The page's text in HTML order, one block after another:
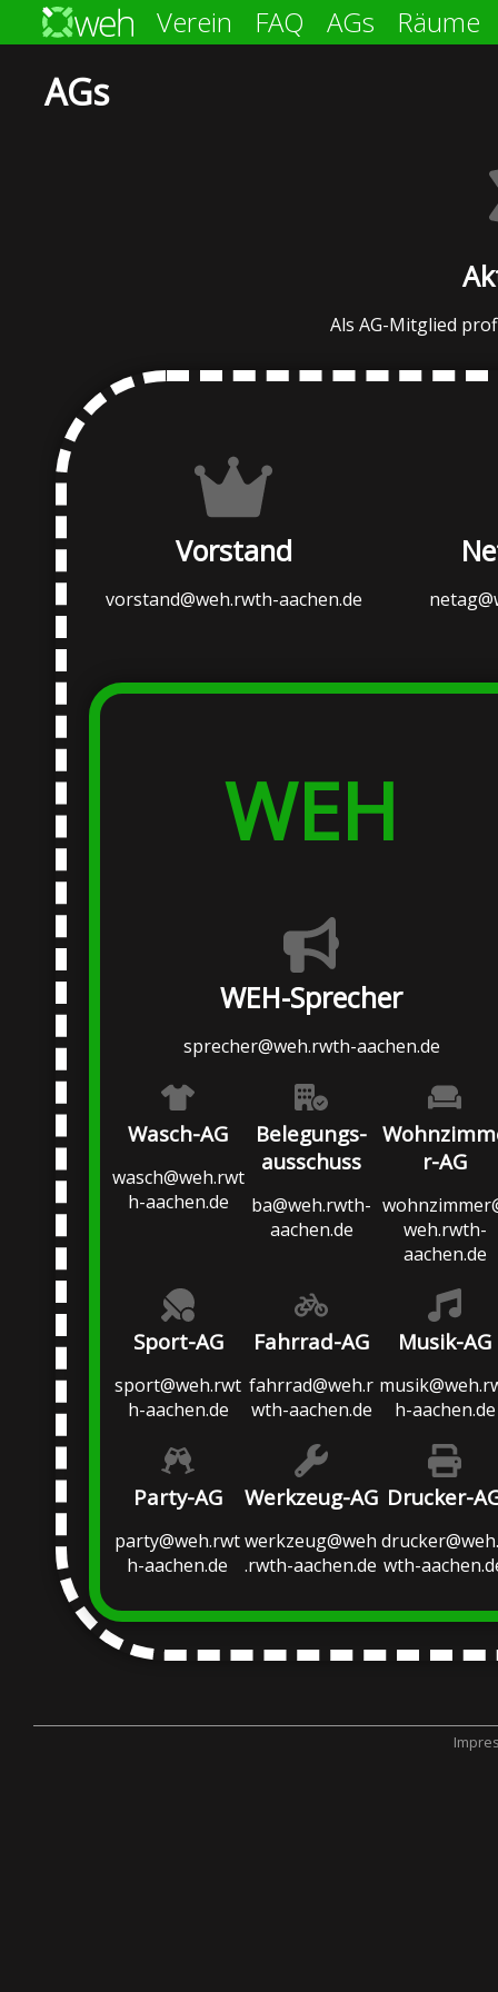
Verein FAQ AGs Räume
AGs
Als AG-Mitglied
Vorstand
vorstand@weh.rwth-aachen.de
WEH
WEH-Sprecher
sprecher@weh.rwth-aachen.de
Wasch-AG
wasch@weh.rwt
h-aachen.de
Belegungs-
ausschuss
ba@weh.rwth-
aachen.de
r-AG
weh.rwth-
aachen.de
Sport-AG
sport@weh.rwt
h-aachen.de
Fahrrad-AG
fahrrad@weh.r
wth-aachen.de
Musik-AG
h-aachen.de
Party-AG
party@weh.rwt
h-aachen.de
Werkzeug-AG
werkzeug@weh
.rwth-aachen.de
Drucker-
wth-